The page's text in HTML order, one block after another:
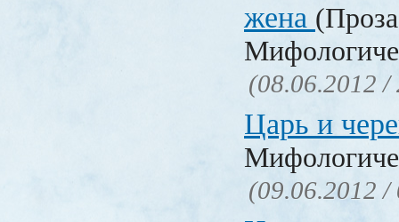
жена
(08.06.2012 /
Царь и
(09.06.2012 /